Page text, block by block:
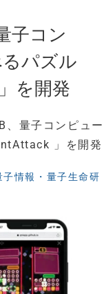
子コン
パズル
を開発
、量子コンピュー
」を開発
子情報・量子生命研